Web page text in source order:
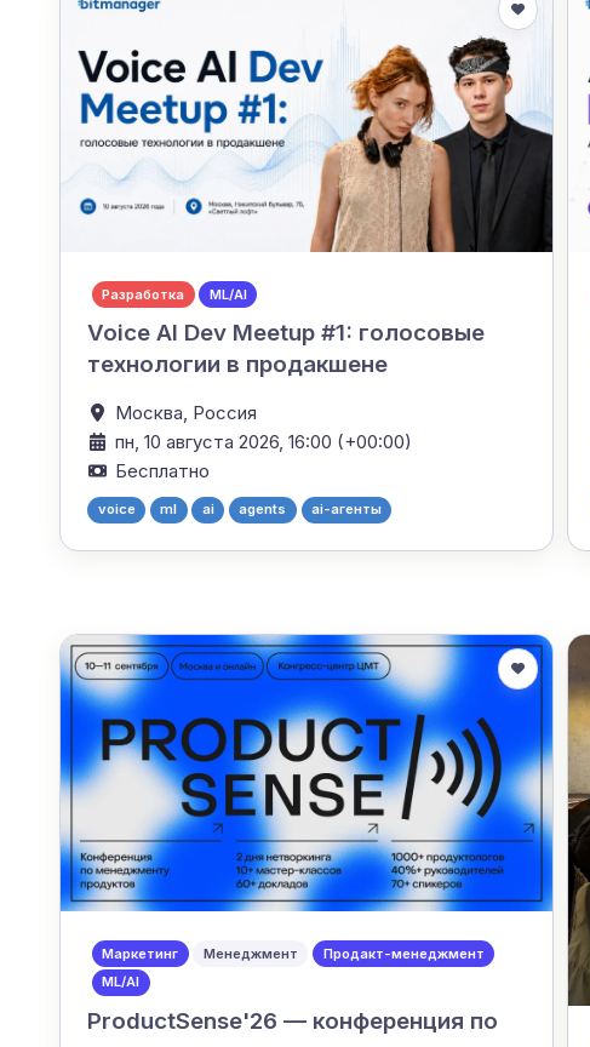
Разработка ML/AI
Voice AI Dev Meetup #1: голосовые
технологии в продакшене
Москва, Россия
пн, 10 августа 2026, 16:00 (+00:00)
Бесплатно
voice ml ai agents ai-агенты
Маркетинг Менеджмент
Продакт-менеджмент
ML/AI
ProductSense'26 — конференция по